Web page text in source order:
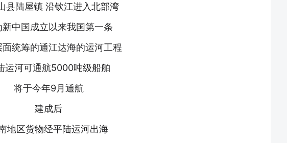
县陆屋镇 沿钦江进入北部湾
新中国成立以来我国第一条
面统筹的通江达海的运河工程
运河可通航5000吨级船舶
将于今年9月通航
建成后
地区货物经平陆运河出海